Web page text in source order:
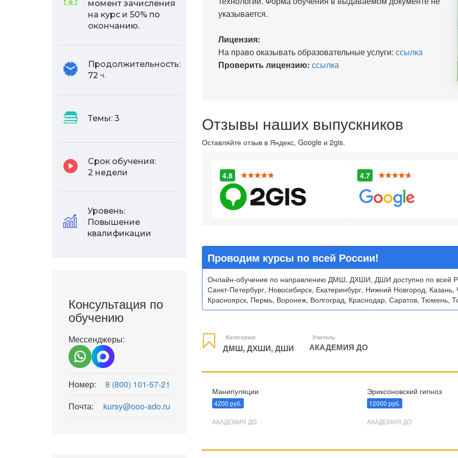
момент зачисления
на курс и 50% по
окончанию.
Продолжительность:
72 ч.
Темы: 3
Срок обучения:
2 недели
Уровень:
Повышение
квалификации
Консультация по
обучению
Мессенджеры:
Номер:
8 (800) 101-57-21
Почта:
kursy@ooo-ado.ru
указывается.
Лицензия:
На право оказывать образовательные услуги: ссылка
Проверить лицензию: ссылка
Отзывы наших выпускников
Оставляйте отзыв в Яндекс, Google и 2gis.
4.8 4.7
Проводим курсы по всей России!
Онлайн-обучение по направлению ДМШ, ДХШИ, ДШИ доступно по всей
Санкт-Петербург, Новосибирск, Екатеринбург, Нижний Новгород,
Красноярск, Пермь, Воронеж, Волгоград, Краснодар, Саратов, Тюмень,
Категория:
ДМШ, ДХШИ, ДШИ
Учитель
АКАДЕМИЯ ДО
Манипуляции
4200 руб.
АКАДЕМИЯ ДО
Эриксоновский гипноз
12000 руб.
АКАДЕМИЯ ДО